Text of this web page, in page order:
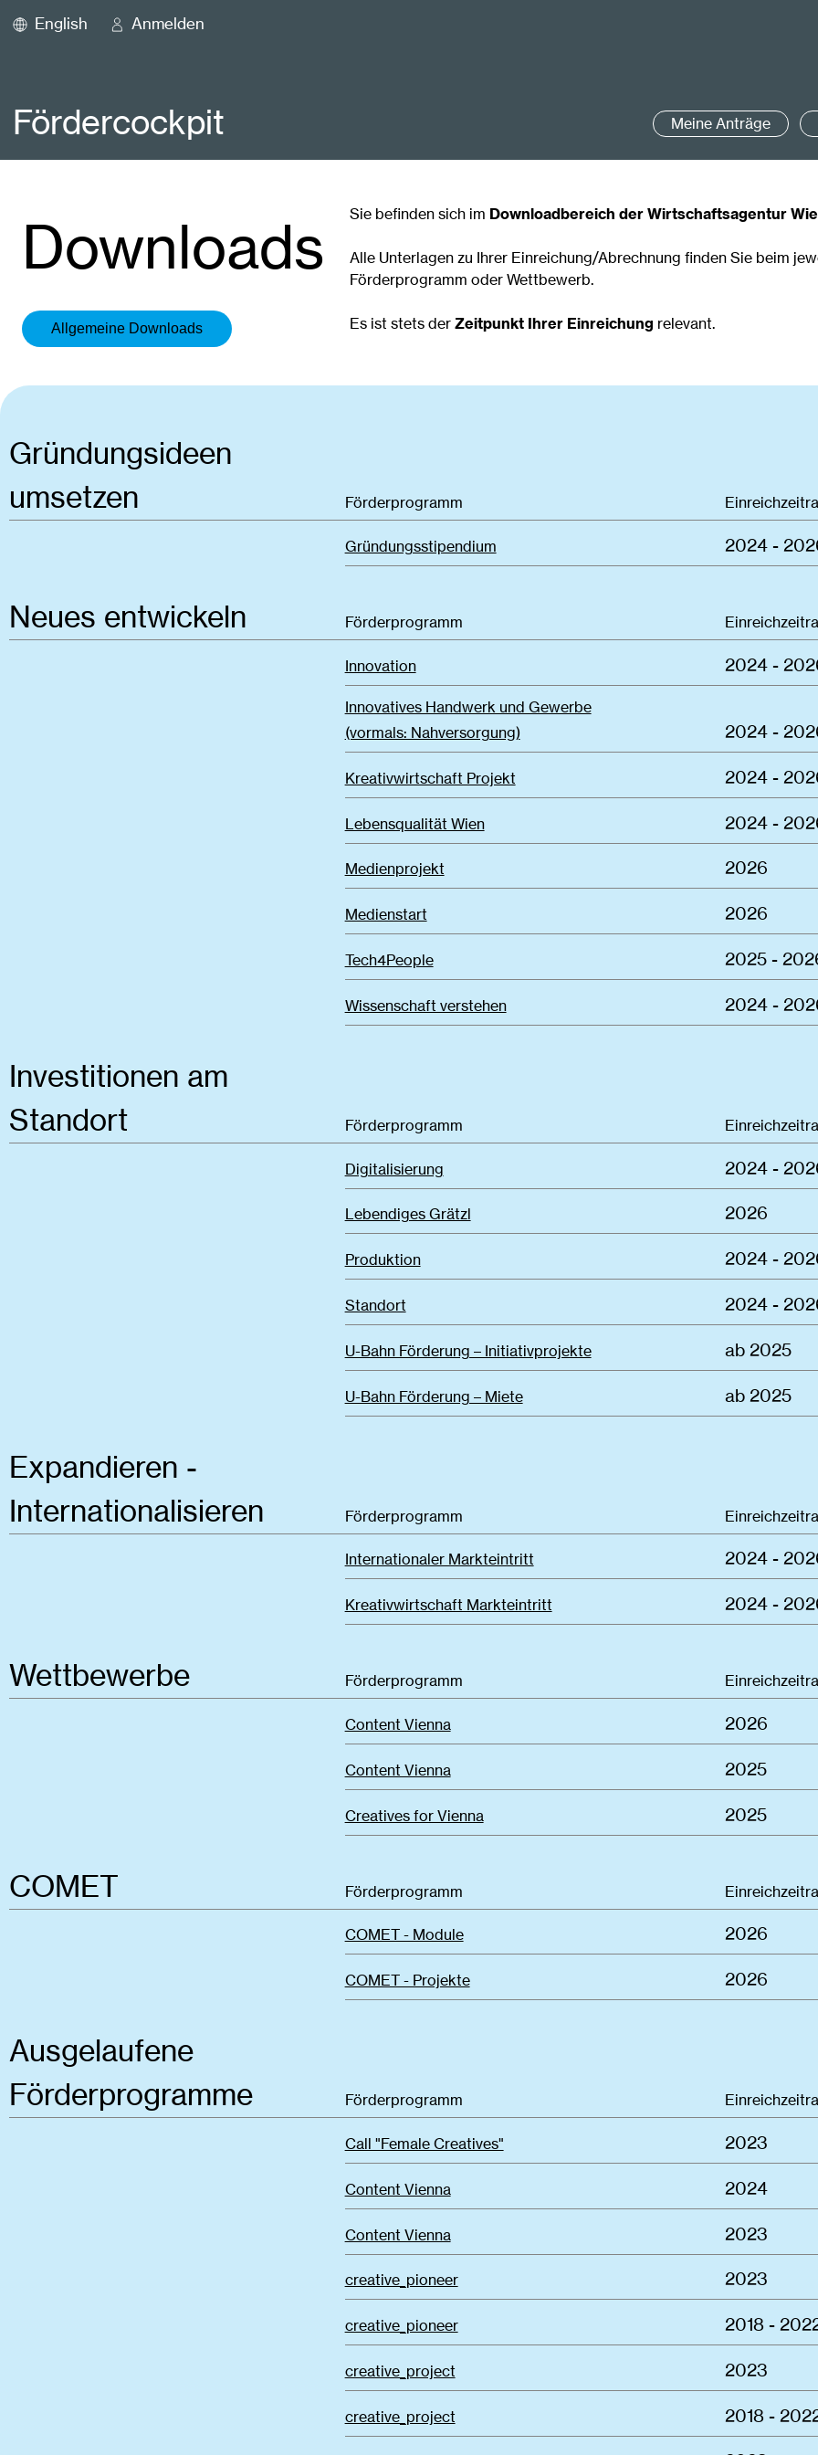
English Anmelden
Meine Anträge
Fördercockpit
Downloads
Allgemeine Downloads
Sie befinden sich im Downloadbereich der Wirtschaftsagentur
Alle Unterlagen zu Ihrer Einreichung/Abrechnung finden Sie beim
Förderprogramm oder Wettbewerb.
Es ist stets derZeitpunkt Ihrer Einreichung relevant.
Gründungsideen
umsetzen
Förderprogramm
Gründungsstipendium 2024 -
Neues entwickeln Förderprogramm
Innovation 2024 -
Innovatives Handwerk und Gewerbe
(vormals: Nahversorgung)
2024 -
Kreativwirtschaft Projekt 2024 -
Lebensqualität Wien 2024 -
Medienprojekt 2026
Medienstart 2026
Tech4People 2025 -
Wissenschaft verstehen 2024 -
Investitionen am
Standort
Förderprogramm
Digitalisierung 2024 -
Lebendiges Grätzl 2026
Produktion 2024 -
Standort 2024 -
U-Bahn Förderung – Initiativprojekte ab 2025
U-Bahn Förderung – Miete ab 2025
Expandieren -
Internationalisieren
Förderprogramm
Internationaler Markteintritt 2024 -
Kreativwirtschaft Markteintritt 2024 -
Wettbewerbe Förderprogramm
Content Vienna 2026
Content Vienna 2025
Creatives for Vienna 2025
COMET Förderprogramm
COMET - Module 2026
COMET - Projekte 2026
Ausgelaufene
Förderprogramme
Förderprogramm
Call "Female Creatives" 2023
Content Vienna 2024
Content Vienna 2023
creative_pioneer 2023
creative_pioneer 2018 -
creative_project 2023
creative_project 2018 -